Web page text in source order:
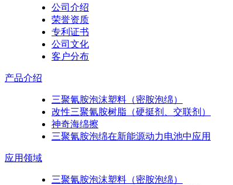
公司介绍
荣誉资质
专利证书
公司文化
客户分布
产品介绍
三聚氰胺泡沫塑料（密胺泡绵）
改性三聚氰胺树脂（硬挺剂、交联剂）
神奇海绵擦
三聚氰胺泡绵在新能源动力电池中应用
应用领域
三聚氰胺泡沫塑料（密胺泡绵）